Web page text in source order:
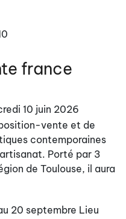
france
10 juin 2026
vente et de
contemporaines
Porté par 3
de Toulouse, il aura
20 septembre Lieu